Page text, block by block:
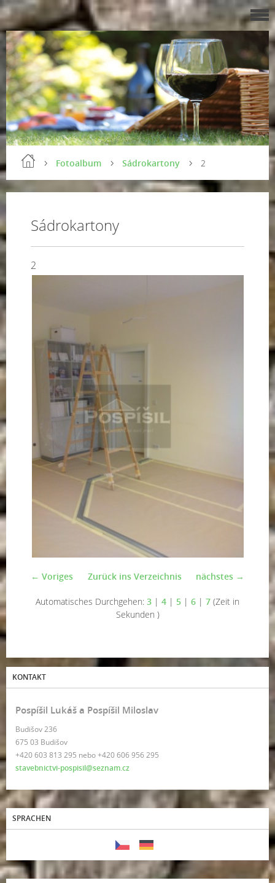
Fotoalbum Sádrokartony 2
Sádrokartony
2
← Voriges nächstes →
Zurück ins Verzeichnis
Automatisches Durchgehen: 3 | 4 | 5 | 6 | 7 (Zeit in
Sekunden )
KONTAKT
Pospíšil Lukáš a Pospíšil Miloslav
Budišov 236
675 03 Budišov
+420 603 813 295 nebo +420 606 956 295
stavebnictvi-pospisil@seznam.cz
SPRACHEN